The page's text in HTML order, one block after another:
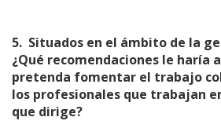
5. Situados en el ámbito de la
¿Qué recomendaciones le haría
pretenda fomentar el trabajo
los profesionales que trabajan
que dirige?